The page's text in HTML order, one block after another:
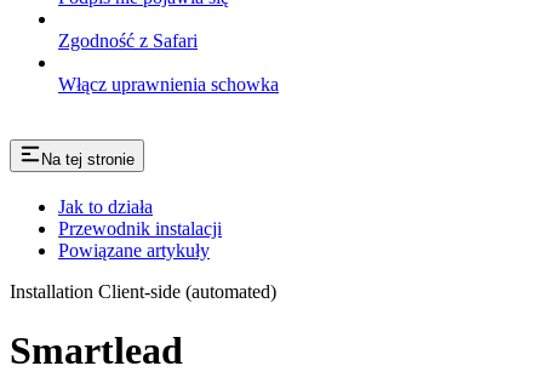
Zgodność z Safari
Włącz uprawnienia schowka
Na tej stronie
Jak to działa
Przewodnik instalacji
Powiązane artykuły
Installation Client-side (automated)
Smartlead